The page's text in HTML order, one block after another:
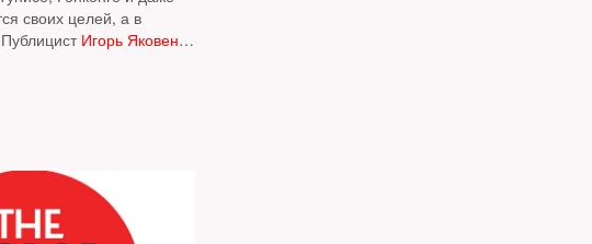
своих целей, а в
Игорь Яковенко